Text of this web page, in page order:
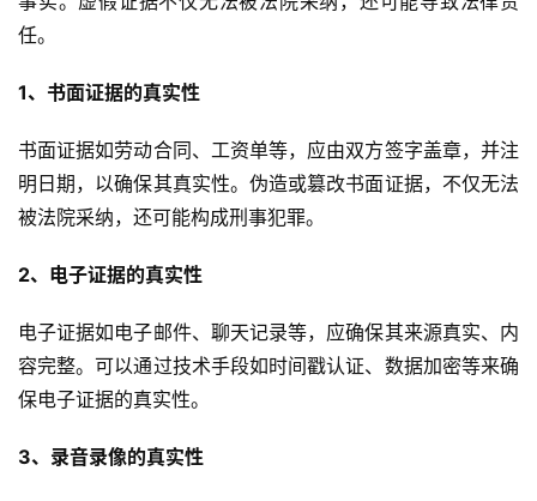
任。
1、书面证据的真实性
书面证据如劳动合同、工资单等，应由双方签字盖章，并注
明日期，以确保其真实性。伪造或篡改书面证据，不仅无法
被法院采纳，还可能构成刑事犯罪。
2、电子证据的真实性
电子证据如电子邮件、聊天记录等，应确保其来源真实、内
容完整。可以通过技术手段如时间戳认证、数据加密等来确
保电子证据的真实性。
3、录音录像的真实性